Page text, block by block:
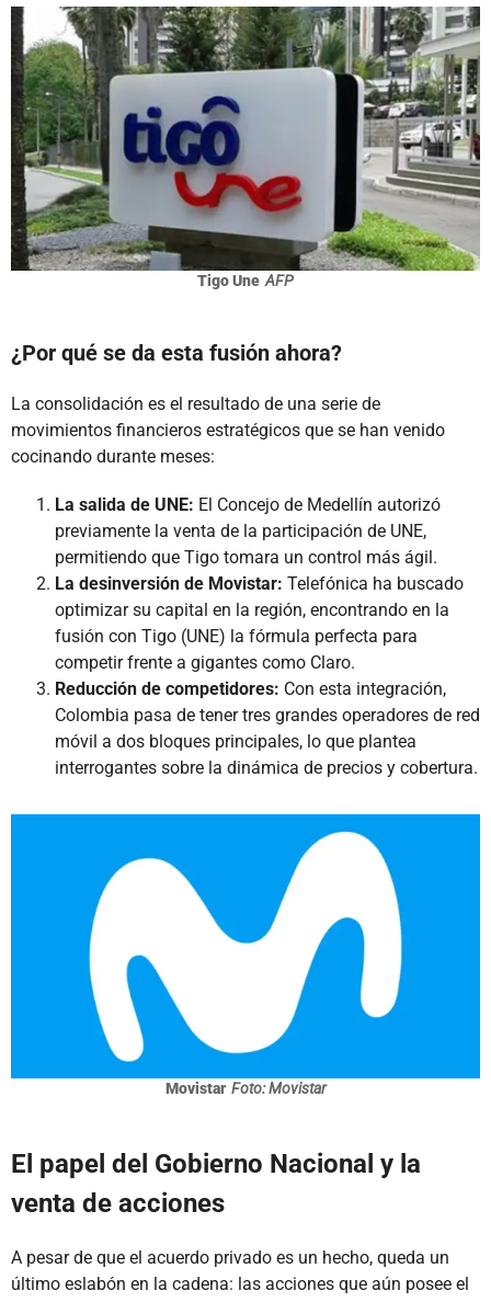
Tigo Une AFP
¿Por qué se da esta fusión ahora?
La consolidación es el resultado de una serie de
movimientos financieros estratégicos que se han venido
cocinando durante meses:
La salida de UNE: El Concejo de Medellín autorizó
previamente la venta de la participación de UNE,
permitiendo que Tigo tomara un control más ágil.
La desinversión de Movistar: Telefónica ha buscado
optimizar su capital en la región, encontrando en la
fusión con Tigo (UNE) la fórmula perfecta para
competir frente a gigantes como Claro.
Reducción de competidores: Con esta integración,
Colombia pasa de tener tres grandes operadores de red
móvil a dos bloques principales, lo que plantea
interrogantes sobre la dinámica de precios y cobertura.
Movistar Foto: Movistar
El papel del Gobierno Nacional y la
venta de acciones
A pesar de que el acuerdo privado es un hecho, queda un
último eslabón en la cadena: las acciones que aún posee el